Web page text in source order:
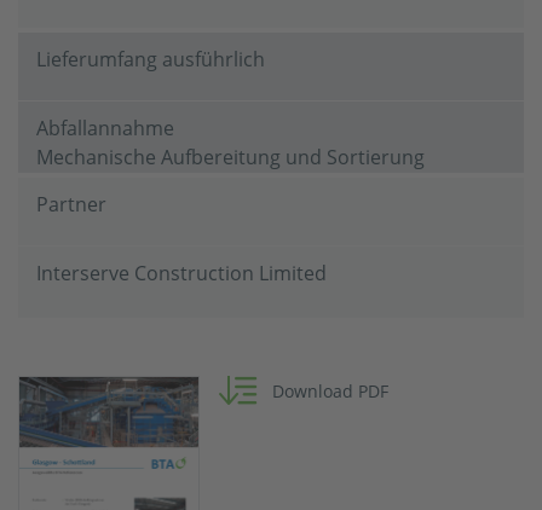
Lieferumfang ausführlich
Abfallannahme
Mechanische Aufbereitung und Sortierung
Einstufige Nassvergärung
Fest-Flüssig-Trennung
Partner
Interserve Construction Limited
Download PDF